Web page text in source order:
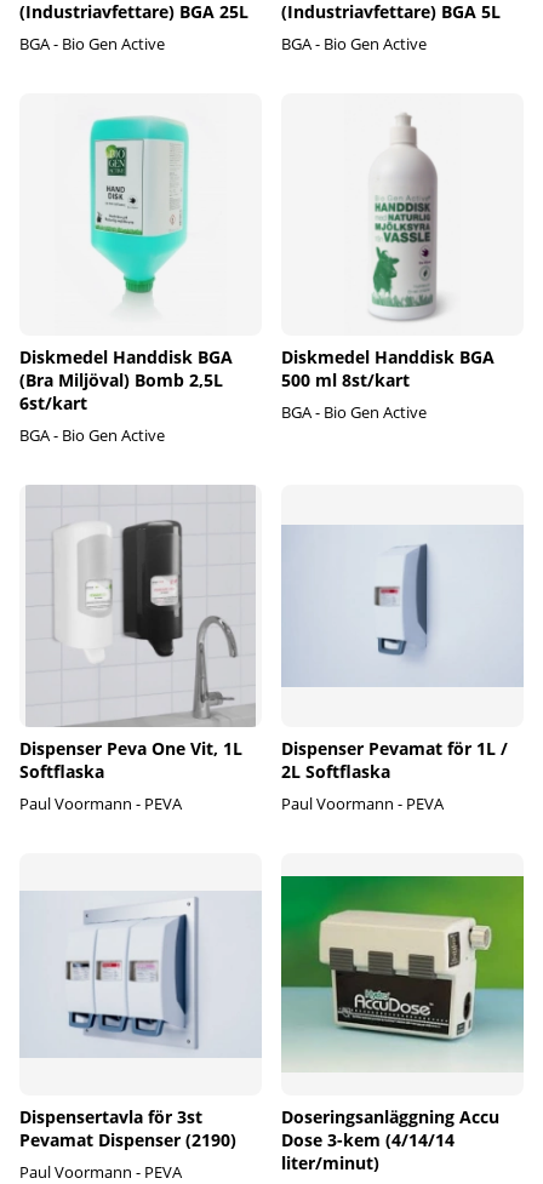
(Industriavfettare) BGA 25L
BGA - Bio Gen Active
(Industriavfettare) BGA 5L
BGA - Bio Gen Active
Diskmedel Handdisk BGA
(Bra Miljöval) Bomb 2,5L
6st/kart
BGA - Bio Gen Active
Diskmedel Handdisk BGA
500 ml 8st/kart
BGA - Bio Gen Active
Dispenser Peva One Vit, 1L
Softflaska
Paul Voormann - PEVA
Dispenser Pevamat för 1L /
2L Softflaska
Paul Voormann - PEVA
Dispensertavla för 3st
Pevamat Dispenser (2190)
Paul Voormann - PEVA
Doseringsanläggning Accu
Dose 3-kem (4/14/14
liter/minut)